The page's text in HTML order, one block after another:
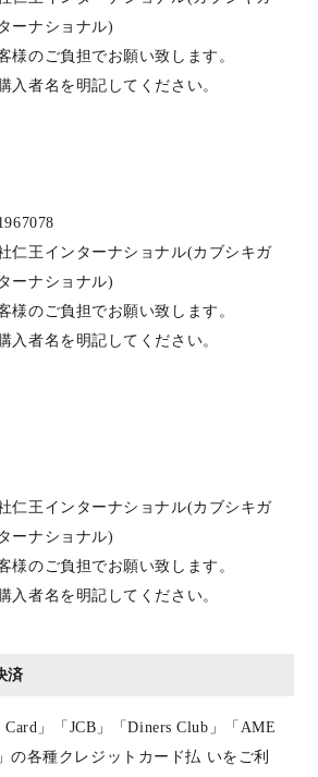
ーナショナル)
様のご負担でお願い致します。
入者名を明記してください。
仁王インターナショナル(カブシキガ
ーナショナル)
様のご負担でお願い致します。
入者名を明記してください。
仁王インターナショナル(カブシキガ
ーナショナル)
様のご負担でお願い致します。
入者名を明記してください。
済
Card」「JCB」「Diners Club」「AME
の各種クレジットカード払 いをご利